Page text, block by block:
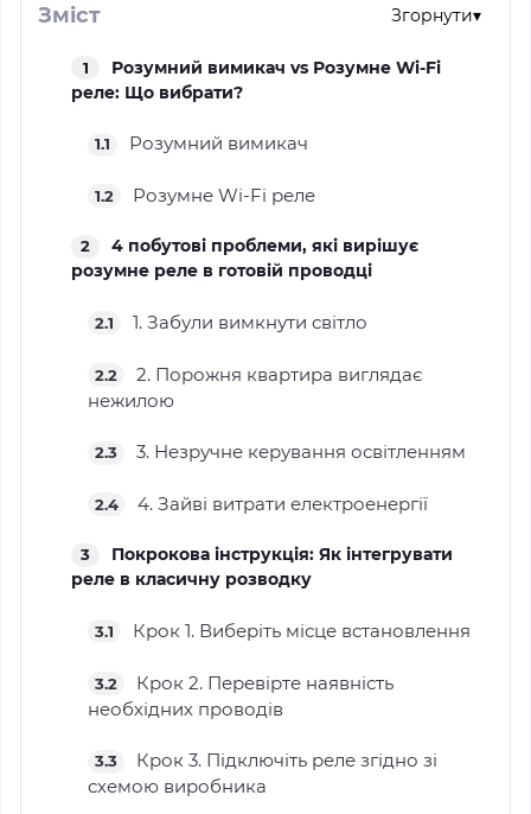
Зміст Згорнути▾
1
Розумний вимикач vs Розумне Wi-Fi
реле: Що вибрати?
1.1 Розумний вимикач
1.2 Розумне Wi-Fi реле
2
4 побутові проблеми, які вирішує
розумне реле в готовій проводці
2.1 1. Забули вимкнути світло
2.2
2. Порожня квартира виглядає
нежилою
2.3 3. Незручне керування освітленням
2.4 4. Зайві витрати електроенергії
3
Покрокова інструкція: Як інтегрувати
реле в класичну розводку
3.1 Крок 1. Виберіть місце встановлення
3.2
Крок 2. Перевірте наявність
необхідних проводів
3.3
Крок 3. Підключіть реле згідно зі
схемою виробника